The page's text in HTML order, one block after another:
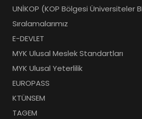
UNİKOP (KOP Bölgesi Üniversiteler
Sıralamalarımız
E-DEVLET
MYK Ulusal Meslek Standartları
MYK Ulusal Yeterlilik
EUROPASS
KTÜNSEM
TAGEM